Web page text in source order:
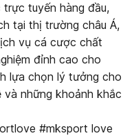
tuyến hàng đầu,
tại thị trường châu Á,
vụ cá cược chất
đỉnh cao cho
lựa chọn lý tưởng cho
những khoảnh khắc
#mksport love